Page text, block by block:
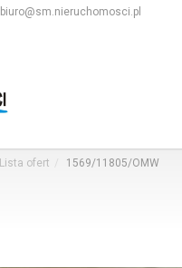
biuro@sm.nieruchomosci.pl
Lista ofert 1569/11805/OMW